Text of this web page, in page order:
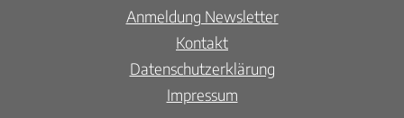
Anmeldung Newsletter
Kontakt
Datenschutzerklärung
Impressum